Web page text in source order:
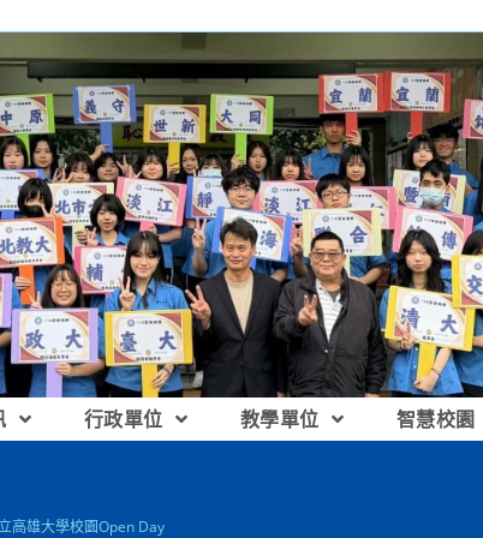
行政單位 教學單位 智慧校園
高雄大學校園Open Day